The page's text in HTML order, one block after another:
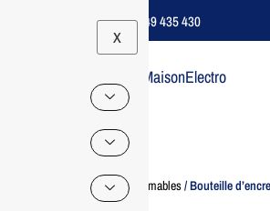
Support B2B Dédié | 06 49 435 430
X
MaisonElectro
Home /Consommables/ Bouteille